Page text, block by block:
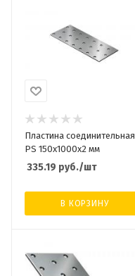
Пластина соединительная
PS 150х1000х2 мм
335.19 руб./шт
В КОРЗИНУ